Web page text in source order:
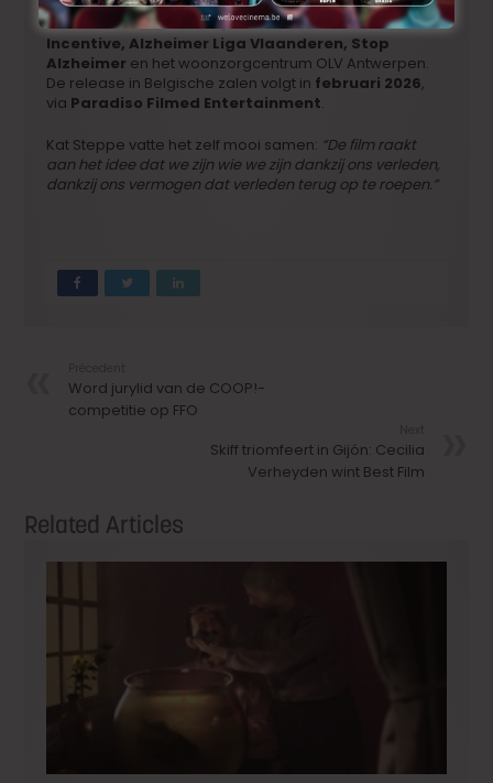
Nederlands Filmfonds, de Nederlandse Productie
Incentive, Alzheimer Liga Vlaanderen, Stop
Alzheimer en het woonzorgcentrum OLV Antwerpen.
De release in Belgische zalen volgt in februari 2026,
via Paradiso Filmed Entertainment.
Kat Steppe vatte het zelf mooi samen: “De film raakt
aan het idee dat we zijn wie we zijn dankzij ons verleden,
dankzij ons vermogen dat verleden terug op te roepen.”
Word jurylid van de COOP!-
competitie op FFO
Skiff triomfeert in Gijón: Cecilia
Verheyden wint Best Film
Related Articles